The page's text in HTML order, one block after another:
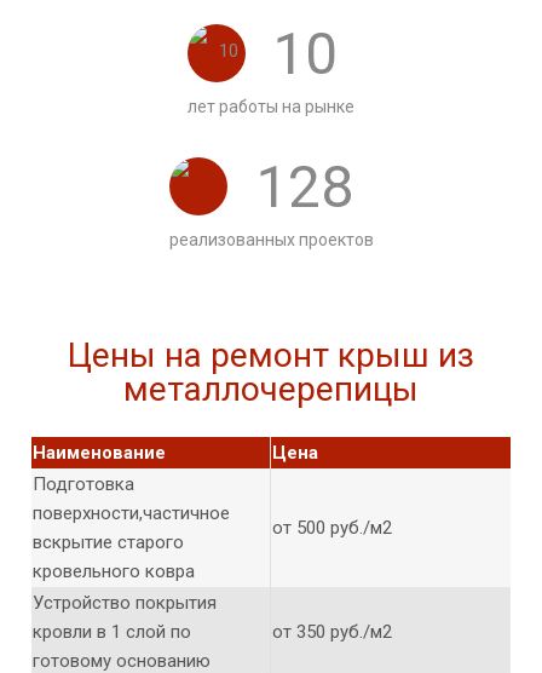
10
лет работы на рынке
128
реализованных проектов
Цены на ремонт крыш из
металлочерепицы
Наименование
Цена
Подготовка
поверхности,частичное
вскрытие старого
кровельного ковра
от 500 руб./м2
Устройство покрытия
кровли в 1 слой по
готовому основанию
от 350 руб./м2